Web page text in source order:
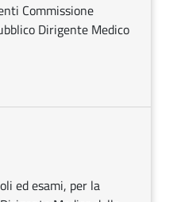
Commissione
Dirigente Medico
ed esami, per la